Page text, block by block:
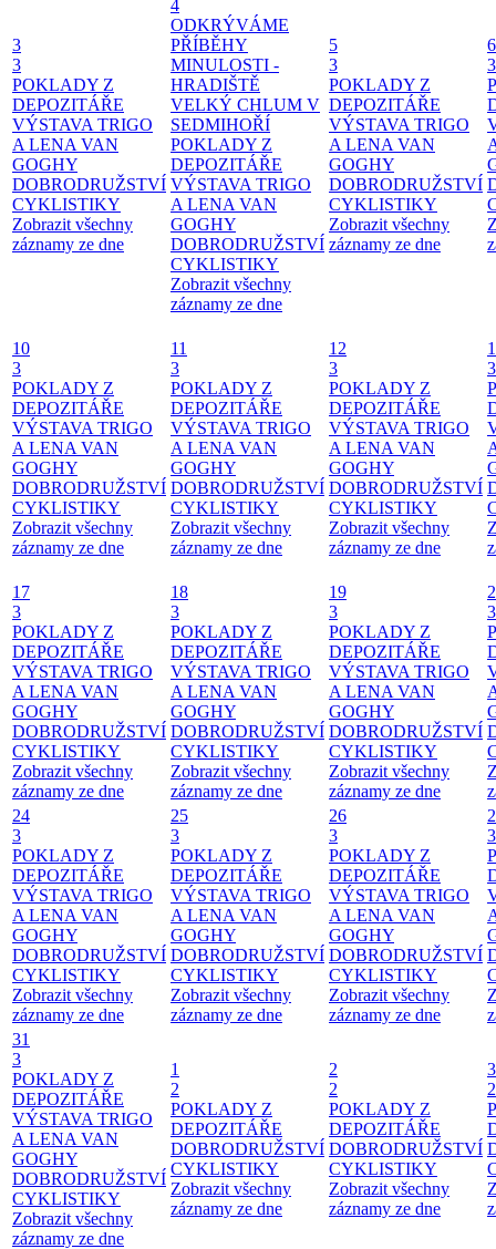
3
3
POKLADY Z
DEPOZITÁŘE
VÝSTAVA TRIGO
A LENA VAN
GOGHY
DOBRODRUŽSTVÍ
CYKLISTIKY
Zobrazit všechny
záznamy ze dne
4
ODKRÝVÁME
PŘÍBĚHY
MINULOSTI -
HRADIŠTĚ
VELKÝ CHLUM V
SEDMIHOŘÍ
POKLADY Z
DEPOZITÁŘE
VÝSTAVA TRIGO
A LENA VAN
GOGHY
DOBRODRUŽSTVÍ
CYKLISTIKY
Zobrazit všechny
záznamy ze dne
5
3
POKLADY Z
DEPOZITÁŘE
VÝSTAVA TRIGO
A LENA VAN
GOGHY
DOBRODRUŽSTVÍ
CYKLISTIKY
Zobrazit všechny
záznamy ze dne
6
3
10
3
POKLADY Z
DEPOZITÁŘE
VÝSTAVA TRIGO
A LENA VAN
GOGHY
DOBRODRUŽSTVÍ
CYKLISTIKY
Zobrazit všechny
záznamy ze dne
11
3
POKLADY Z
DEPOZITÁŘE
VÝSTAVA TRIGO
A LENA VAN
GOGHY
DOBRODRUŽSTVÍ
CYKLISTIKY
Zobrazit všechny
záznamy ze dne
12
3
POKLADY Z
DEPOZITÁŘE
VÝSTAVA TRIGO
A LENA VAN
GOGHY
DOBRODRUŽSTVÍ
CYKLISTIKY
Zobrazit všechny
záznamy ze dne
3
17
3
POKLADY Z
DEPOZITÁŘE
VÝSTAVA TRIGO
A LENA VAN
GOGHY
DOBRODRUŽSTVÍ
CYKLISTIKY
Zobrazit všechny
záznamy ze dne
18
3
POKLADY Z
DEPOZITÁŘE
VÝSTAVA TRIGO
A LENA VAN
GOGHY
DOBRODRUŽSTVÍ
CYKLISTIKY
Zobrazit všechny
záznamy ze dne
19
3
POKLADY Z
DEPOZITÁŘE
VÝSTAVA TRIGO
A LENA VAN
GOGHY
DOBRODRUŽSTVÍ
CYKLISTIKY
Zobrazit všechny
záznamy ze dne
3
24
3
POKLADY Z
DEPOZITÁŘE
VÝSTAVA TRIGO
A LENA VAN
GOGHY
DOBRODRUŽSTVÍ
CYKLISTIKY
Zobrazit všechny
záznamy ze dne
25
3
POKLADY Z
DEPOZITÁŘE
VÝSTAVA TRIGO
A LENA VAN
GOGHY
DOBRODRUŽSTVÍ
CYKLISTIKY
Zobrazit všechny
záznamy ze dne
26
3
POKLADY Z
DEPOZITÁŘE
VÝSTAVA TRIGO
A LENA VAN
GOGHY
DOBRODRUŽSTVÍ
CYKLISTIKY
Zobrazit všechny
záznamy ze dne
3
31
3
POKLADY Z
DEPOZITÁŘE
VÝSTAVA TRIGO
A LENA VAN
GOGHY
DOBRODRUŽSTVÍ
CYKLISTIKY
Zobrazit všechny
záznamy ze dne
1
2
POKLADY Z
DEPOZITÁŘE
DOBRODRUŽSTVÍ
CYKLISTIKY
Zobrazit všechny
záznamy ze dne
2
2
POKLADY Z
DEPOZITÁŘE
DOBRODRUŽSTVÍ
CYKLISTIKY
Zobrazit všechny
záznamy ze dne
3
2